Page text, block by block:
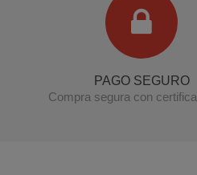
PAGO SEGURO
Compra segura con
Terminal de consulta
○ Motor
Tirador puerta arcón congelador